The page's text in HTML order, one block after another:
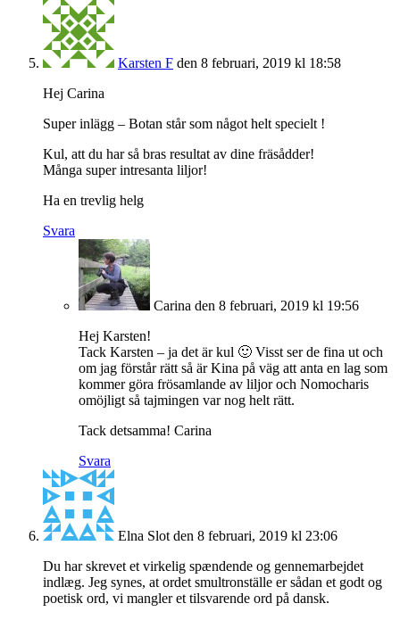
Karsten F den 8 februari, 2019 kl 18:58
Hej Carina
Super inlägg – Botan står som något helt specielt !
Kul, att du har så bras resultat av dine fräsådder!
Många super intresanta liljor!
Ha en trevlig helg
Svara
Carina den 8 februari, 2019 kl 19:56
Hej Karsten!
Tack Karsten – ja det är kul 🙂 Visst ser de fina ut och
om jag förstår rätt så är Kina på väg att anta en lag som
kommer göra frösamlande av liljor och Nomocharis
omöjligt så tajmingen var nog helt rätt.
Tack detsamma! Carina
Svara
Elna Slot den 8 februari, 2019 kl 23:06
Du har skrevet et virkelig spændende og gennemarbejdet
indlæg. Jeg synes, at ordet smultronställe er sådan et godt og
poetisk ord, vi mangler et tilsvarende ord på dansk.